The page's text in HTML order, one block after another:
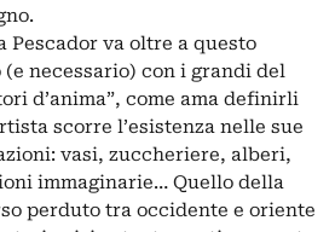
va oltre a questo
necessario) con i grandi del
d’anima”, come ama definirli
scorre l’esistenza nelle sue
vasi, zuccheriere, alberi,
immaginarie… Quello della
perduto tra occidente e oriente